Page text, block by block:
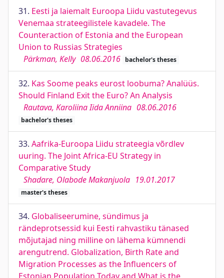
31. Eesti ja laiemalt Euroopa Liidu vastutegevus
Venemaa strateegilistele kavadele. The
Counteraction of Estonia and the European
Union to Russias Strategies
Pärkman, Kelly 08.06.2016 bachelor's theses
32. Kas Soome peaks eurost loobuma? Analüüs.
Should Finland Exit the Euro? An Analysis
Rautava, Karoliina Iida Anniina 08.06.2016
bachelor's theses
33. Aafrika-Euroopa Liidu strateegia võrdlev
uuring. The Joint Africa-EU Strategy in
Comparative Study
Shadare, Olabode Makanjuola 19.01.2017
master's theses
34. Globaliseerumine, sündimus ja
rändeprotsessid kui Eesti rahvastiku tänased
mõjutajad ning milline on lähema kümnendi
arengutrend. Globalization, Birth Rate and
Migration Processes as the Influencers of